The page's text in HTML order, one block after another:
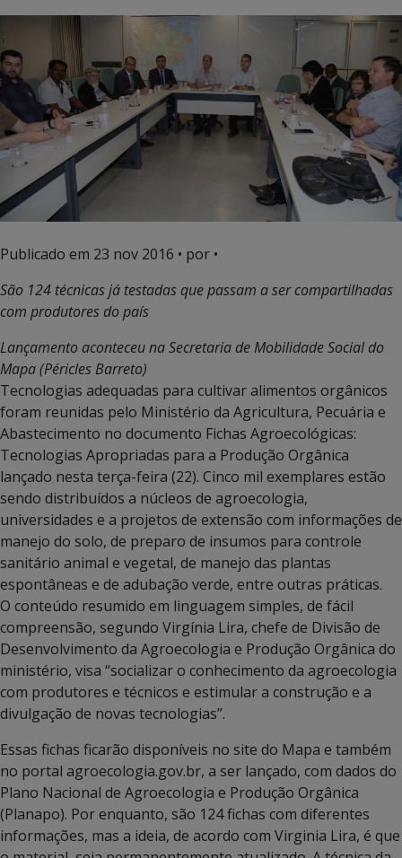
Publicado em 23 nov 2016 • por •
São 124 técnicas já testadas que passam a ser compartilhadas
com produtores do país
Lançamento aconteceu na Secretaria de Mobilidade Social do
Mapa (Péricles Barreto)
Tecnologias adequadas para cultivar alimentos orgânicos
foram reunidas pelo Ministério da Agricultura, Pecuária e
Abastecimento no documento Fichas Agroecológicas:
Tecnologias Apropriadas para a Produção Orgânica
lançado nesta terça-feira (22). Cinco mil exemplares estão
sendo distribuídos a núcleos de agroecologia,
universidades e a projetos de extensão com informações de
manejo do solo, de preparo de insumos para controle
sanitário animal e vegetal, de manejo das plantas
espontâneas e de adubação verde, entre outras práticas.
O conteúdo resumido em linguagem simples, de fácil
compreensão, segundo Virgínia Lira, chefe de Divisão de
Desenvolvimento da Agroecologia e Produção Orgânica do
ministério, visa “socializar o conhecimento da agroecologia
com produtores e técnicos e estimular a construção e a
divulgação de novas tecnologias”.
Essas fichas ficarão disponíveis no site do Mapa e também
no portal agroecologia.gov.br, a ser lançado, com dados do
Plano Nacional de Agroecologia e Produção Orgânica
(Planapo). Por enquanto, são 124 fichas com diferentes
informações, mas a ideia, de acordo com Virginia Lira, é que